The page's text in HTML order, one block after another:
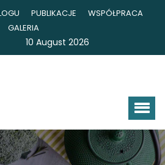
PUBLIKACJE
WSPÓŁPRACA
GALERIA
10 August 2026